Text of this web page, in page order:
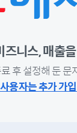
즈니스, 매출
후 설정해 둔
용자는 추가 가